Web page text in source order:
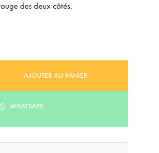
des deux côtés.
AJOUTER AU PANIER
WHATSAPP